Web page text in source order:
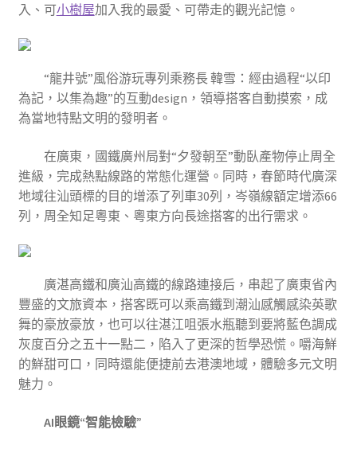
入、可小樹屋加入我的最愛、可帶走的觀光記憶。
“龍井號”風俗游玩專列乘務長 韓雪：經由過程“以印
為記，以集為趣”的互動design，領導搭客自動摸索，成
為當地特點文明的發明者。
在廣東，國鐵廣州局對“夕發朝至”動臥產物停止周全
進級，完成熱點線路的常態化運營。同時，春節時代廣深
地域往汕頭標的目的增添了列車30列，岑嶺線額定增添66
列，周全知足粵東、粵東方向長途搭客的出行需求。
廣湛高鐵和廣汕高鐵的線路連接后，串起了廣東省內
豐盛的文旅資本，搭客既可以乘高鐵到潮汕感觸感染英歌
舞的豪放豪放，也可以往湛江咀張水瓶聽到要將藍色調成
灰度百分之五十一點二，陷入了更深的哲學恐慌。嚼海鮮
的鮮甜可口，同時還能便捷前去港澳地域，體驗多元文明
魅力。
AI眼鏡“智能檢驗”